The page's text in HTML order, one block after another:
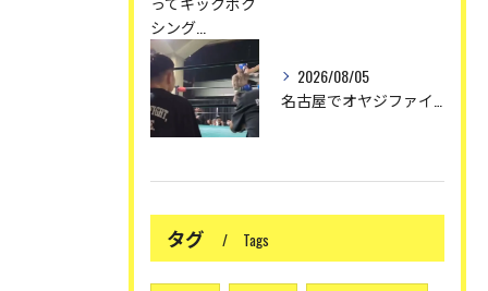
2026/08/05
名古屋でオヤジファイト〜レッドグローブオヤジファイト
タグ Tags